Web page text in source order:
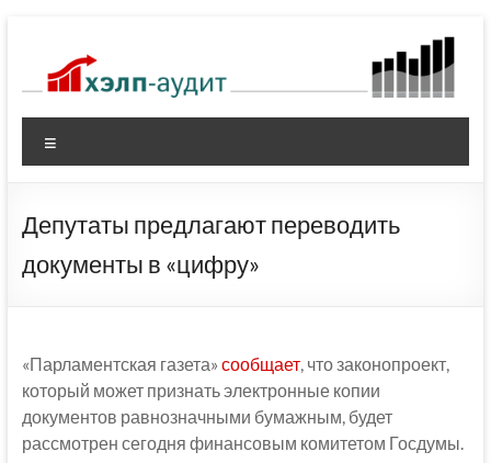
содержимому
Депутаты предлагают переводить
документы в «цифру»
«Парламентская газета» сообщает, что законопроект,
который может признать электронные копии
документов равнозначными бумажным, будет
рассмотрен сегодня финансовым комитетом Госдумы.